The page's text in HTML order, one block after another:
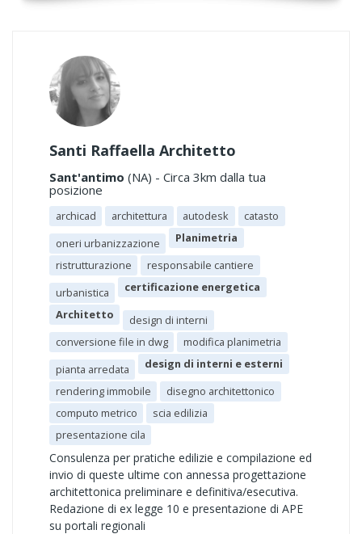
Santi Raffaella Architetto
Sant'antimo (NA) - Circa 3km dalla tua
posizione
archicad architettura autodesk
catasto
oneri urbanizzazione
Planimetria
ristrutturazione
responsabile cantiere
urbanistica
certificazione energetica
Architetto
design di interni
conversione file in dwg
modifica planimetria
pianta arredata
design di interni e esterni
rendering immobile
disegno architettonico
computo metrico
scia edilizia
presentazione cila
Consulenza per pratiche edilizie e compilazione ed
invio di queste ultime con annessa progettazione
architettonica preliminare e definitiva/esecutiva.
Redazione di ex legge 10 e presentazione di APE
su portali regionali